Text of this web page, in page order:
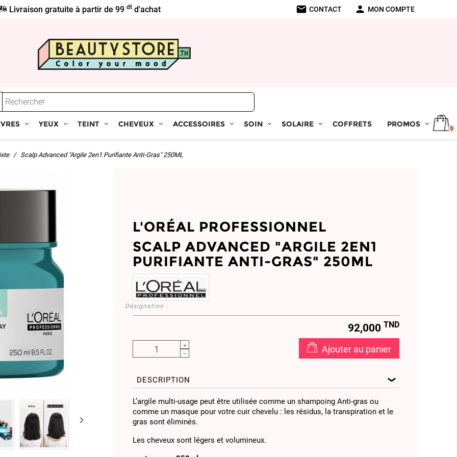
Livraison gratuite à partir de 99dt d'achat mail CONTACT person MON COMPTE
YEUX TEINT CHEVEUX ACCESSOIRES SOIN SOLAIRE COFFRETS PROMOS 0
Scalp Advanced "Argile 2en1 Purifiante Anti-Gras" 250ML

L'ORÉAL PROFESSIONNEL
SCALP ADVANCED "ARGILE 2EN1
PURIFIANTE ANTI-GRAS" 250ML
Désignation :
92,000 TND
Ajouter au panier
DESCRIPTION
L’argile multi-usage peut être utilisée comme un shampoing Anti-gras ou
comme un masque pour votre cuir chevelu : les résidus, la transpiration et le
gras sont éliminés.
Les cheveux sont légers et volumineux.